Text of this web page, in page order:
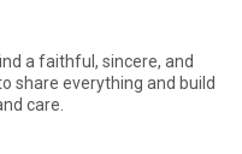
a faithful, sincere, and
share everything and build
care.